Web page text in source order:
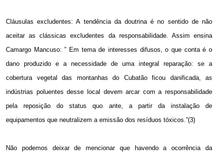
Cláusulas excludentes: A tendência da doutrina é no sentido de não
aceitar as clássicas excludentes da responsabilidade. Assim ensina
Camargo Mancuso: ” Em tema de interesses difusos, o que conta é o
dano produzido e a necessidade de uma integral reparação: se a
cobertura vegetal das montanhas do Cubatão ficou danificada, as
indústrias poluentes desse local devem arcar com a responsabilidade
pela reposição do status quo ante, a partir da instalação de
equipamentos que neutralizem a emissão dos resíduos tóxicos.”(3)
Não podemos deixar de mencionar que havendo a ocorrência da